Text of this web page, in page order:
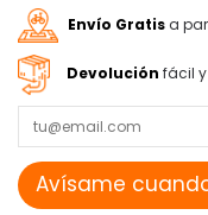
Envío Gratisa
Devolución fácil